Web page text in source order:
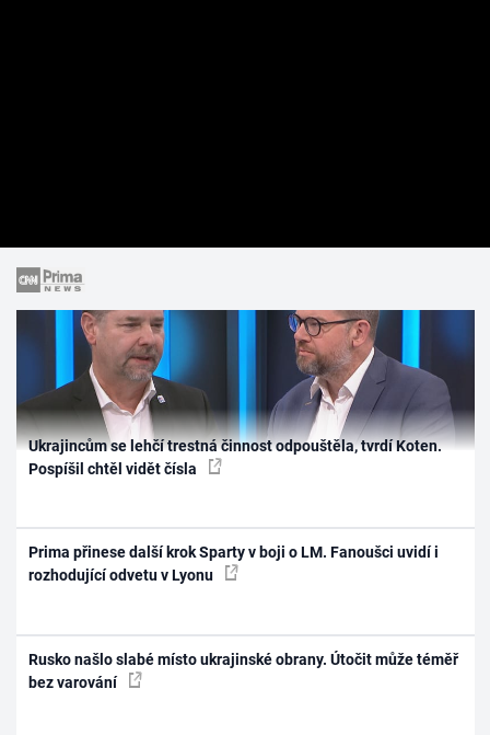
Ukrajincům se lehčí trestná činnost odpouštěla, tvrdí Koten.
Pospíšil chtěl vidět čísla
Prima přinese další krok Sparty v boji o LM. Fanoušci uvidí i
rozhodující odvetu v Lyonu
Rusko našlo slabé místo ukrajinské obrany. Útočit může téměř
bez varování